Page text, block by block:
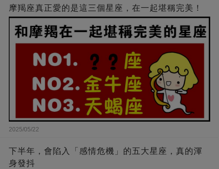
摩羯座真正愛的是這三個星座，在一起堪稱完美！
2025/05/22
下半年，會陷入「感情危機」的五大星座，真的渾
身發抖